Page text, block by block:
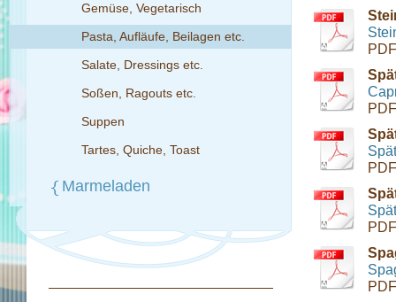
Gemüse, Vegetarisch
Pasta, Aufläufe, Beilagen etc.
Salate, Dressings etc.
Soßen, Ragouts etc.
Suppen
Tartes, Quiche, Toast
Marmeladen